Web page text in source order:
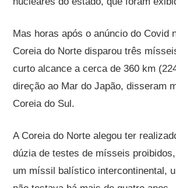
Mas horas após o anúncio do Covid
Coreia do Norte disparou três
curto alcance a cerca de 360 ​​km
direção ao Mar do Japão, disseram
Coreia do Sul.
A Coreia do Norte alegou ter
dúzia de testes de mísseis
um míssil balístico intercontinental,